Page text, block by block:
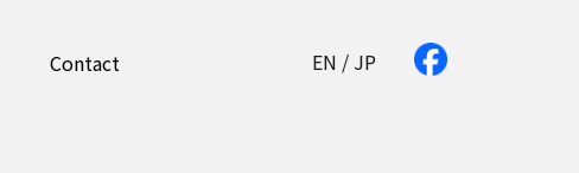
EN / JP
Contact